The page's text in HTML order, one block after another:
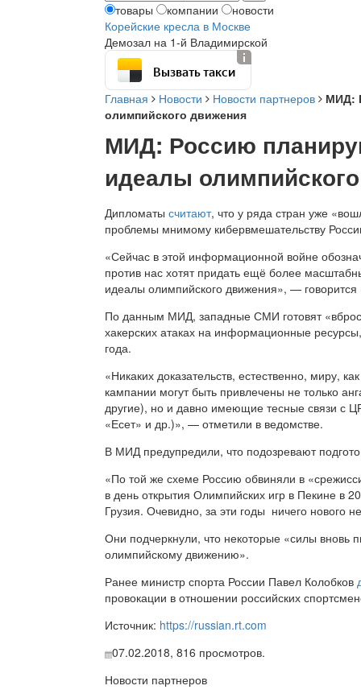
товары компании
новости
Корейские кресла в Москве
Демозал на 1-й Владимирской
Вызвать такси
Главная Новости Новости партнеров
МИД:
олимпийского движения
МИД: Россию
идеалы
Дипломаты считают, что у ряда стран уже
проблемы мнимому кибервмешательству
«Сейчас в этой информационной войне
против нас хотят придать ещё более
идеалы олимпийского движения», —
По данным МИД, западные СМИ готовят «вброс
хакерских атаках на информационные
года.
«Никаких доказательств, естественно, миру,
кампании могут быть привлечены не только
другие), но и давно имеющие тесные связи с
«Есет» и др.)», — отметили в ведомстве.
В МИД предупредили, что подозревают
«По той же схеме Россию обвиняли в
в день открытия Олимпийских игр в Пекине в
Грузия. Очевидно, за эти годы ничего нового
Они подчеркнули, что некоторые «силы вновь
олимпийскому движению».
Ранее министр спорта России Павел Колобков
провокации в отношении российских
Источник: https://russian.rt.com
07.02.2018, 816 просмотров.
Новости партнеров